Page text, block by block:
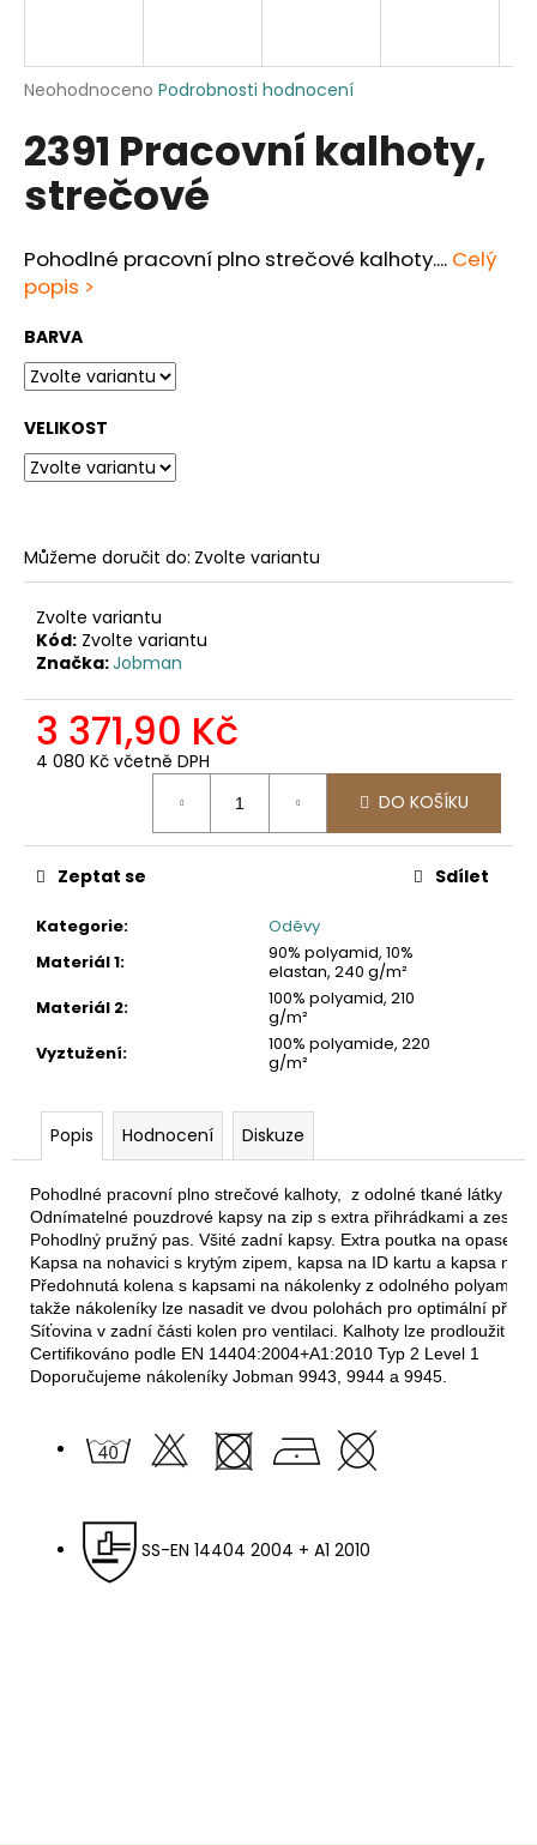
Průměrné
produktu
je
z
hvězdiček.
Neohodnoceno Podrobnosti hodnocení
2391 Pracovní kalhoty,
strečové
Pohodlné pracovní plno strečové kalhoty.... Celý
popis >
BARVA
VELIKOST
Můžeme doručit do: Zvolte variantu
Zvolte variantu
Kód: Zvolte variantu
Značka:Jobman
3 371,90 Kč
4 080 Kč včetně DPH
DO KOŠÍKU
Kategorie:
Oděvy
Materiál 1:
90% polyamid, 10%
elastan, 240 g/m²
Materiál 2:
100% polyamid, 210
g/m²
Vyztužení:
100% polyamide, 220
g/m²
Zeptat se Sdílet
Popis Hodnocení Diskuze
Pohodlné pracovní plno strečové kalhoty,  z odolné tkané látky u
Odnímatelné pouzdrové kapsy na zip s extra přihrádkami a
Pohodlný pružný pas. Všité zadní kapsy. Extra poutka na
Kapsa na nohavici s krytým zipem, kapsa na ID kartu a kapsa na
Předohnutá kolena s kapsami na nákolenky z odolného
takže nákoleníky lze nasadit ve dvou polohách pro optimální
Síťovina v zadní části kolen pro ventilaci. Kalhoty lze prodloužit o
Certifikováno podle EN 14404:2004+A1:2010 Typ 2 Level 1
Doporučujeme nákoleníky Jobman 9943, 9944 a 9945.
SS-EN 14404 2004 + A1 2010
j
í
?
HLEDAT
D
p
o
r
u
j
e
m
e
2030
PRACOVNÍ